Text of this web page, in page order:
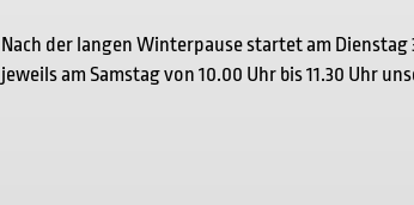
Nach der langen Winterpause startet am
jeweils am Samstag von 10.00 Uhr bis 11.30 Uhr